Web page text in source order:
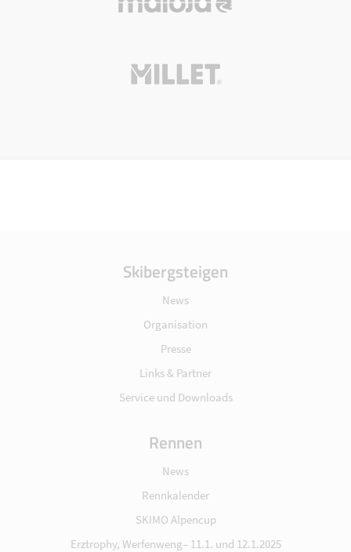
Skibergsteigen
News
Organisation
Presse
Links & Partner
Service und Downloads
Rennen
News
Rennkalender
SKIMO Alpencup
Erztrophy, Werfenweng– 11.1. und 12.1.2025